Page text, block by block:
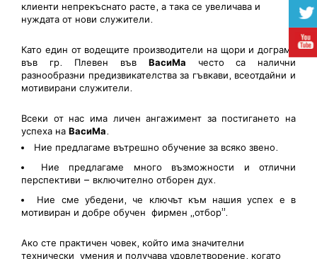
клиенти непрекъснато расте, а така се увеличава и
нуждата от нови служители.
Като един от водещите производители на щори и дограма
във гр. Плевен във ВасиМа често са налични
разнообразни предизвикателства за гъвкави, всеотдайни и
мотивирани служители.
Всеки от нас има личен ангажимент за постигането на
успеха на ВасиМа.
Ние предлагаме вътрешно обучение за всяко звено.
Ние предлагаме много възможности и отлични
перспективи – включително отборен дух.
Ние сме убедени, че ключът към нашия успех е в
мотивиран и добре обучен фирмен „отбор”.
Ако сте практичен човек, който има значителни
технически умения и получава удовлетворение, когато